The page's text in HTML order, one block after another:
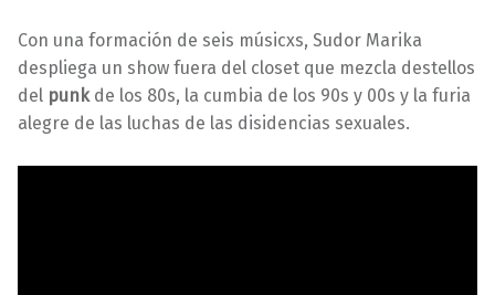
Con una formación de seis músicxs, Sudor Marika
despliega un show fuera del closet que mezcla destellos
del punk de los 80s, la cumbia de los 90s y 00s y la furia
alegre de las luchas de las disidencias sexuales.